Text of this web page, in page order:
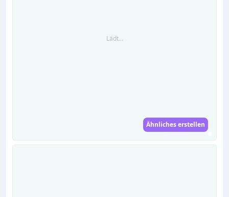
Lädt...
Ähnliches erstellen